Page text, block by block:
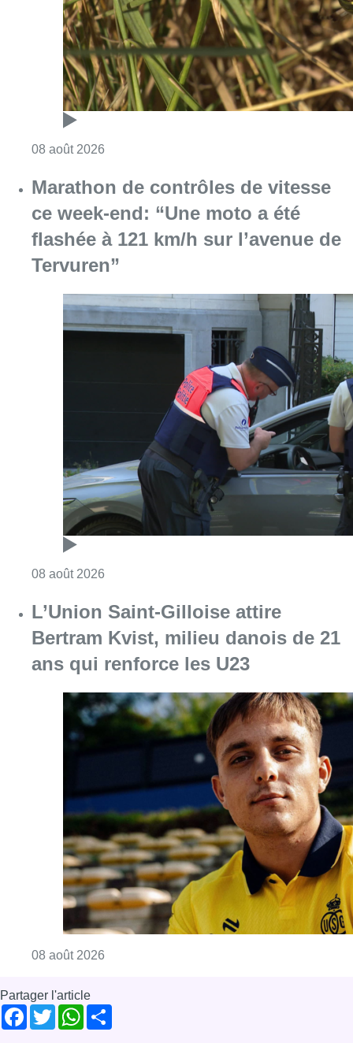
08 août 2026
Marathon de contrôles de vitesse
ce week-end: “Une moto a été
flashée à 121 km/h sur l’avenue de
Tervuren”
08 août 2026
L’Union Saint-Gilloise attire
Bertram Kvist, milieu danois de 21
ans qui renforce les U23
08 août 2026
Partager l'article
Facebook
TwitterWhatsApp